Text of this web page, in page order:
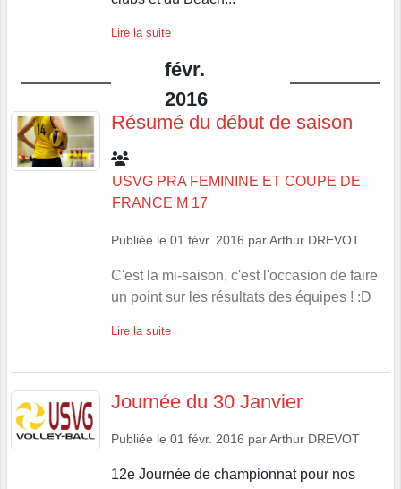
Lire la suite
févr.
2016
Résumé du début de saison
USVG PRA FEMININE ET COUPE DE
FRANCE M 17
Publiée le 01 févr. 2016 parArthur DREVOT
C'est la mi-saison, c'est l'occasion de faire
un point sur les résultats des équipes ! :D
Lire la suite
Journée du 30 Janvier
Publiée le 01 févr. 2016 parArthur DREVOT
12e Journée de championnat pour nos